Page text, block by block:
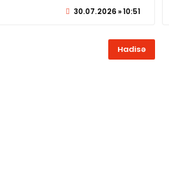
30.07.2026 » 10:51
Hadisə